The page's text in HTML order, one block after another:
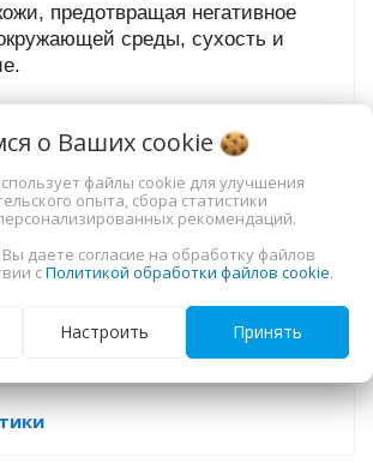
предотвращая негативное
среды, сухость и
В корзину
о Ваших cookie
файлы cookie для улучшения
опыта, сбора статистики
рекомендаций.
даете согласие на обработку файлов
сПолитикой обработки файлов cookie.
Настроить Принять